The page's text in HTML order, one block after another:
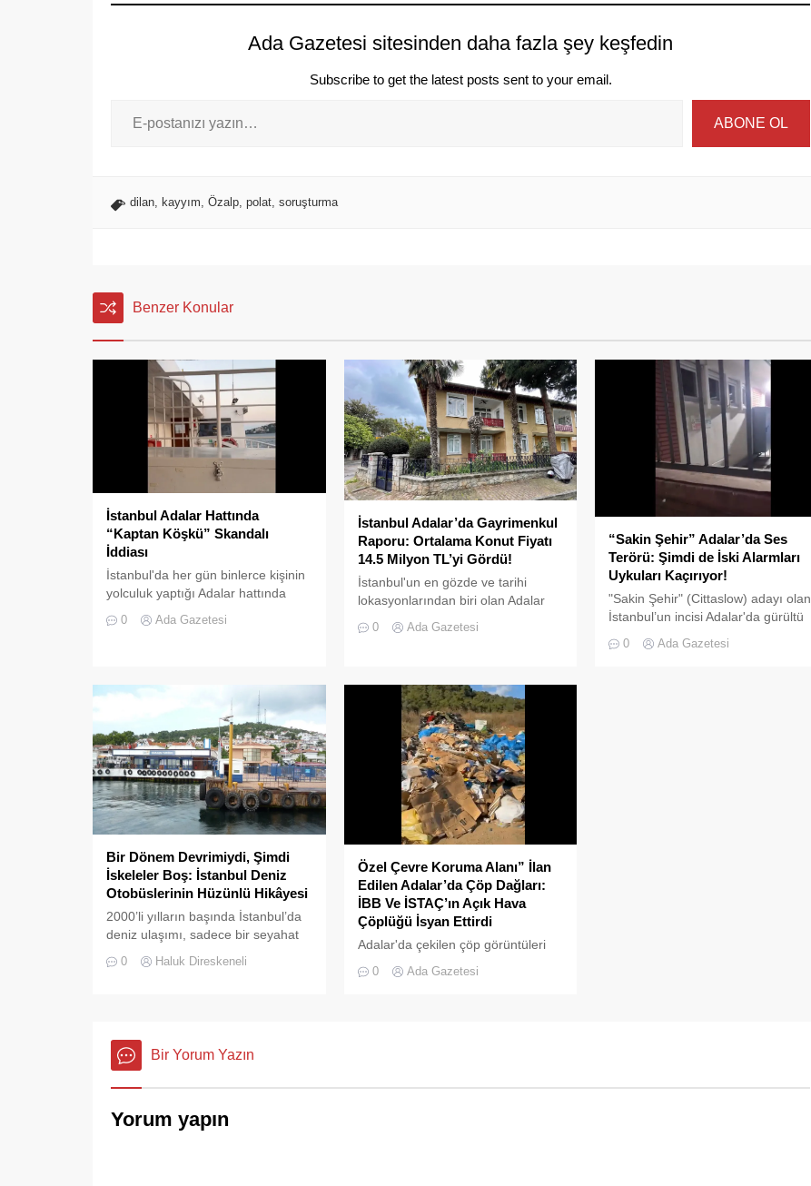
Ada Gazetesi sitesinden daha fazla şey keşfedin
Subscribe to get the latest posts sent to your email.
ABONE OL
dilan, kayyım, Özalp, polat, soruşturma
Benzer Konular
İstanbul Adalar Hattında
“Kaptan Köşkü” Skandalı
İddiası
İstanbul'da her gün binlerce kişinin
yolculuk yaptığı Adalar hattında
kaydedilen görüntüler "bu kadarına
da pes" dedirtti
0 Ada Gazetesi
İstanbul Adalar’da Gayrimenkul
Raporu: Ortalama Konut Fiyatı
14.5 Milyon TL’yi Gördü!
İstanbul'un en gözde ve tarihi
lokasyonlarından biri olan Adalar
piyasasındaki hareketlilik dikkat
0 Ada Gazetesi
“Sakin Şehir” Adalar’da Ses
Terörü: Şimdi de İski Alarmları
Uykuları Kaçırıyor!
"Sakin Şehir" (Cittaslow) adayı olan
İstanbul’un incisi Adalar'da gürültü
kirliliği bitmek bilmiyor.
0 Ada Gazetesi
Bir Dönem Devrimiydi, Şimdi
İskeleler Boş: İstanbul Deniz
Otobüslerinin Hüzünlü Hikâyesi
2000’li yılların başında İstanbul’da
deniz ulaşımı, sadece bir seyahat
arasında kurulan tıkır tıkır işleyen,
0 Haluk Direskeneli
Özel Çevre Koruma Alanı” İlan
Edilen Adalar’da Çöp Dağları:
İBB Ve İSTAÇ’ın Açık Hava
Çöplüğü İsyan Ettirdi
Adalar'da çekilen çöp görüntüleri
çöpler duyarsız vatandaşlar
0 Ada Gazetesi
Bir Yorum Yazın
Yorum yapın